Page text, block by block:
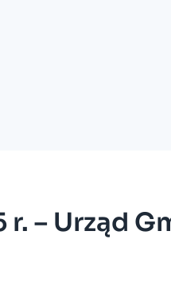
– Urząd